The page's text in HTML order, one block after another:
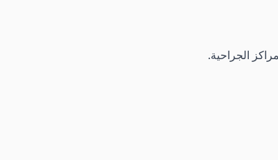
الجراحية.